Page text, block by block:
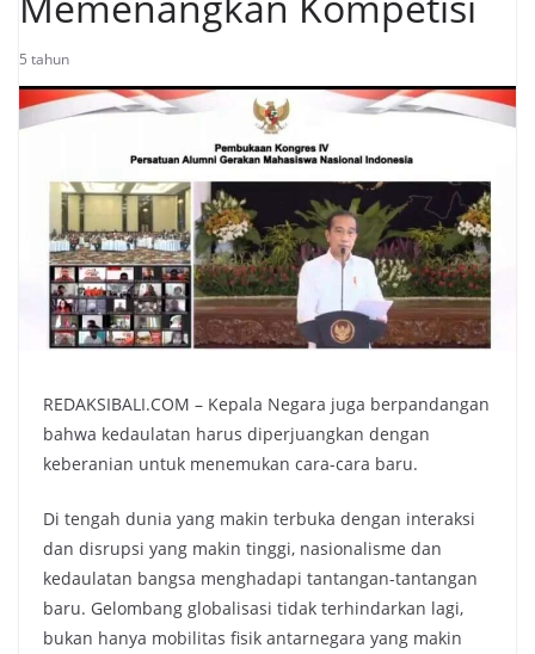
5 tahun
REDAKSIBALI.COM – Kepala Negara juga berpandangan
bahwa kedaulatan harus diperjuangkan dengan
keberanian untuk menemukan cara-cara baru.
Di tengah dunia yang makin terbuka dengan interaksi
dan disrupsi yang makin tinggi, nasionalisme dan
kedaulatan bangsa menghadapi tantangan-tantangan
baru. Gelombang globalisasi tidak terhindarkan lagi,
bukan hanya mobilitas fisik antarnegara yang makin